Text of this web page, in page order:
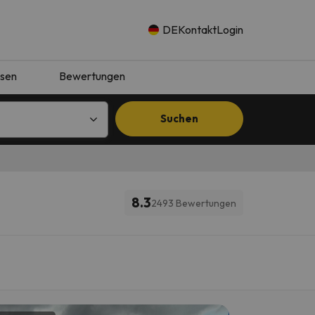
DEKontaktLogin
Bewertungen
Suchen
8.32493 Bewertungen